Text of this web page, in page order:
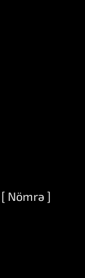
Nömrə ]